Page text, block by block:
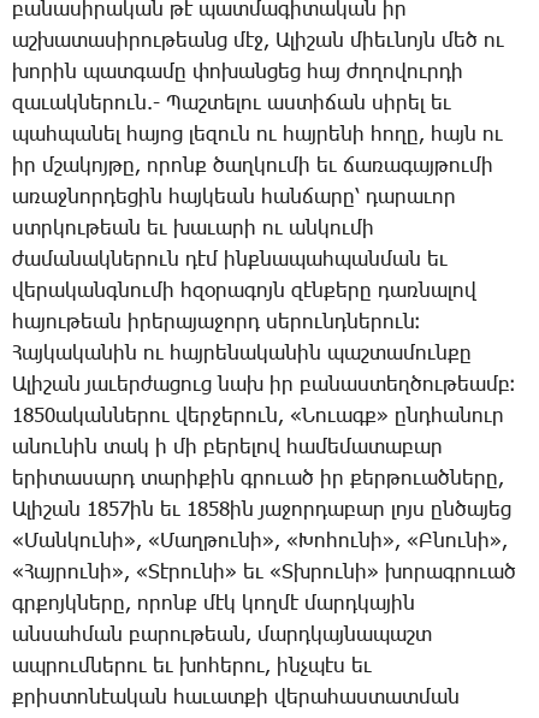
բա­նա­սի­րա­կան թէ պատ­մա­գի­տա­կան իր
աշ­խա­տա­սի­րու­թեանց մէջ, Ա­լի­շան միեւ­նոյն մեծ ու
խո­րին պատ­գա­մը փո­խան­ցեց հայ ժո­ղո­վուր­դի
զա­ւակ­նե­րուն.- ­Պաշ­տե­լու աս­տի­ճան սի­րել եւ
պահ­պա­նել հա­յոց լե­զուն ու հայ­րե­նի հո­ղը, հայն ու
իր մշա­կոյ­թը, ո­րոնք ծաղ­կու­մի եւ ճա­ռա­գայ­թու­մի
ա­ռաջ­նոր­դե­ցին հայ­կեան հան­ճա­րը՝ դա­րա­ւոր
ստրկու­թեան եւ խա­ւա­րի ու ան­կու­մի
ժա­մա­նակ­նե­րուն դէմ ինք­նա­պահ­պան­ման եւ
վե­րա­կանգ­նու­մի հզօ­րա­գոյն զէն­քե­րը դառ­նա­լով
հա­յու­թեան ի­րե­րա­յա­ջորդ սե­րունդ­նե­րուն։
­Հայ­կա­կա­նին ու հայ­րե­նա­կա­նին պաշ­տա­մուն­քը
Ա­լի­շան յա­ւեր­ժա­ցուց նախ իր բա­նաս­տեղ­ծու­թեամբ։
1850ա­կան­նե­րու վեր­ջե­րուն, «­Նո­ւագք» ընդ­հա­նուր
ա­նու­նին տակ ի մի բե­րե­լով հա­մե­մա­տա­բար
ե­րի­տա­սարդ տա­րի­քին գրո­ւած իր քեր­թո­ւած­նե­րը,
Ա­լի­շան 1857ին եւ 1858ին յա­ջոր­դա­բար լոյս ըն­ծա­յեց
«­Ման­կու­նի», «­Մաղ­թու­նի», «­Խո­հու­նի», «Բ­նու­նի»,
«­Հայ­րու­նի», «­Տէ­րու­նի» եւ «Տխ­րու­նի» խո­րագ­րո­ւած
գրքոյկ­նե­րը, ո­րոնք մէկ կող­մէ մարդ­կա­յին
ան­սահ­ման բա­րու­թեան, մարդ­կայ­նա­պաշտ
ապ­րում­նե­րու եւ խո­հե­րու, ինչ­պէս եւ
քրիս­տո­նէա­կան հա­ւատ­քի վե­րա­հաս­տատ­ման